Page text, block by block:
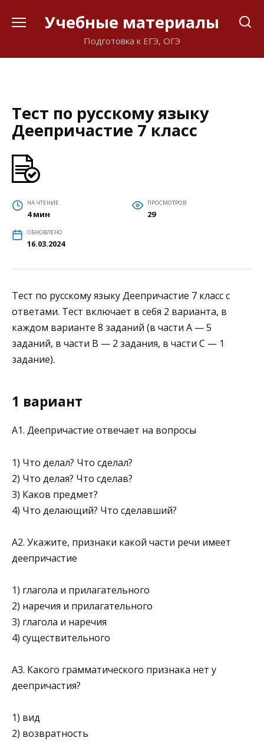
Учебные материалы
Подготовка к ЕГЭ, ОГЭ
Тест по русскому языку
Деепричастие 7 класс
НА ЧТЕНИЕ
4 мин
ПРОСМОТРОВ
29
ОБНОВЛЕНО
16.03.2024
Тест по русскому языку Деепричастие 7 класс с
ответами. Тест включает в себя 2 варианта, в
каждом варианте 8 заданий (в части А — 5
заданий, в части В — 2 задания, в части С — 1
задание).
1 вариант
A1. Деепричастие отвечает на вопросы
1) Что делал? Что сделал?
2) Что делая? Что сделав?
3) Каков предмет?
4) Что делающий? Что сделавший?
А2. Укажите, признаки какой части речи имеет
деепричастие
1) глагола и прилагательного
2) наречия и прилагательного
3) глагола и наречия
4) существительного
А3. Какого грамматического признака нет у
деепричастия?
1) вид
2) возвратность